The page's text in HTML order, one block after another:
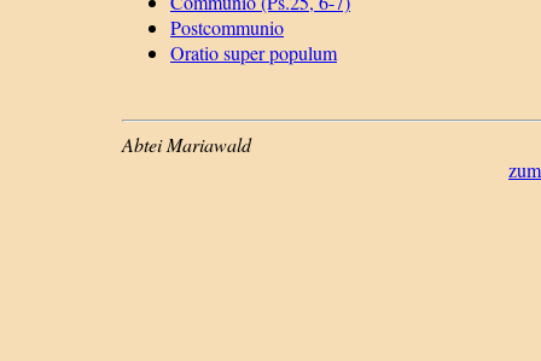
Postcommunio
Oratio super populum
Abtei Mariawald